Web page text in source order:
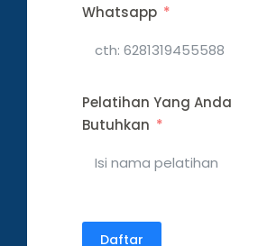
Whatsapp
Pelatihan Yang Anda
Butuhkan
Daftar